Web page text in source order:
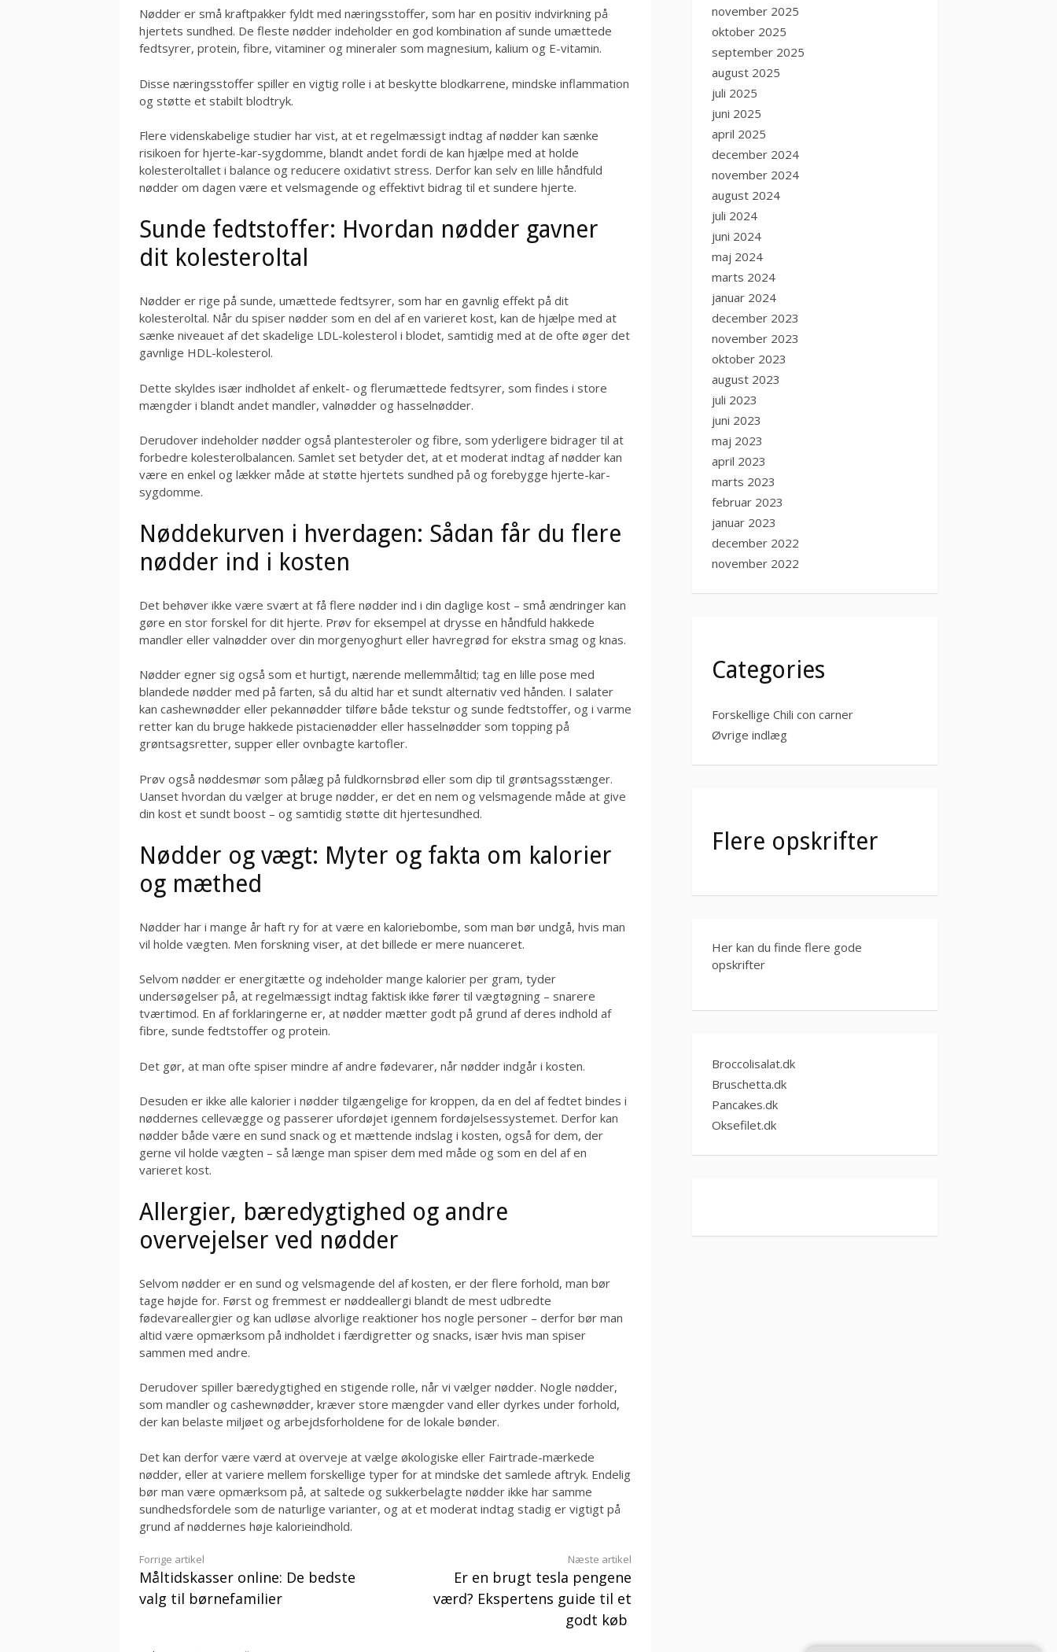
Nødder er små kraftpakker fyldt med næringsstoffer, som har en positiv indvirkning på
hjertets sundhed. De fleste nødder indeholder en god kombination af sunde umættede
fedtsyrer, protein, fibre, vitaminer og mineraler som magnesium, kalium og E-vitamin.
Disse næringsstoffer spiller en vigtig rolle i at beskytte blodkarrene, mindske inflammation
og støtte et stabilt blodtryk.
Flere videnskabelige studier har vist, at et regelmæssigt indtag af nødder kan sænke
risikoen for hjerte-kar-sygdomme, blandt andet fordi de kan hjælpe med at holde
kolesteroltallet i balance og reducere oxidativt stress. Derfor kan selv en lille håndfuld
nødder om dagen være et velsmagende og effektivt bidrag til et sundere hjerte.
Sunde fedtstoffer: Hvordan nødder gavner
dit kolesteroltal
Nødder er rige på sunde, umættede fedtsyrer, som har en gavnlig effekt på dit
kolesteroltal. Når du spiser nødder som en del af en varieret kost, kan de hjælpe med at
sænke niveauet af det skadelige LDL-kolesterol i blodet, samtidig med at de ofte øger det
gavnlige HDL-kolesterol.
Dette skyldes især indholdet af enkelt- og flerumættede fedtsyrer, som findes i store
mængder i blandt andet mandler, valnødder og hasselnødder.
Derudover indeholder nødder også plantesteroler og fibre, som yderligere bidrager til at
forbedre kolesterolbalancen. Samlet set betyder det, at et moderat indtag af nødder kan
være en enkel og lækker måde at støtte hjertets sundhed på og forebygge hjerte-kar-
sygdomme.
Nøddekurven i hverdagen: Sådan får du flere
nødder ind i kosten
Det behøver ikke være svært at få flere nødder ind i din daglige kost – små ændringer kan
gøre en stor forskel for dit hjerte. Prøv for eksempel at drysse en håndfuld hakkede
mandler eller valnødder over din morgenyoghurt eller havregrød for ekstra smag og knas.
Nødder egner sig også som et hurtigt, nærende mellemmåltid; tag en lille pose med
blandede nødder med på farten, så du altid har et sundt alternativ ved hånden. I salater
kan cashewnødder eller pekannødder tilføre både tekstur og sunde fedtstoffer, og i varme
retter kan du bruge hakkede pistacienødder eller hasselnødder som topping på
grøntsagsretter, supper eller ovnbagte kartofler.
Prøv også nøddesmør som pålæg på fuldkornsbrød eller som dip til grøntsagsstænger.
Uanset hvordan du vælger at bruge nødder, er det en nem og velsmagende måde at give
din kost et sundt boost – og samtidig støtte dit hjertesundhed.
Nødder og vægt: Myter og fakta om kalorier
og mæthed
Nødder har i mange år haft ry for at være en kaloriebombe, som man bør undgå, hvis man
vil holde vægten. Men forskning viser, at det billede er mere nuanceret.
Selvom nødder er energitætte og indeholder mange kalorier per gram, tyder
undersøgelser på, at regelmæssigt indtag faktisk ikke fører til vægtøgning – snarere
tværtimod. En af forklaringerne er, at nødder mætter godt på grund af deres indhold af
fibre, sunde fedtstoffer og protein.
Det gør, at man ofte spiser mindre af andre fødevarer, når nødder indgår i kosten.
Desuden er ikke alle kalorier i nødder tilgængelige for kroppen, da en del af fedtet bindes i
nøddernes cellevægge og passerer ufordøjet igennem fordøjelsessystemet. Derfor kan
nødder både være en sund snack og et mættende indslag i kosten, også for dem, der
gerne vil holde vægten – så længe man spiser dem med måde og som en del af en
varieret kost.
Allergier, bæredygtighed og andre
overvejelser ved nødder
Selvom nødder er en sund og velsmagende del af kosten, er der flere forhold, man bør
tage højde for. Først og fremmest er nøddeallergi blandt de mest udbredte
fødevareallergier og kan udløse alvorlige reaktioner hos nogle personer – derfor bør man
altid være opmærksom på indholdet i færdigretter og snacks, især hvis man spiser
sammen med andre.
Derudover spiller bæredygtighed en stigende rolle, når vi vælger nødder. Nogle nødder,
som mandler og cashewnødder, kræver store mængder vand eller dyrkes under forhold,
der kan belaste miljøet og arbejdsforholdene for de lokale bønder.
Det kan derfor være værd at overveje at vælge økologiske eller Fairtrade-mærkede
nødder, eller at variere mellem forskellige typer for at mindske det samlede aftryk. Endelig
bør man være opmærksom på, at saltede og sukkerbelagte nødder ikke har samme
sundhedsfordele som de naturlige varianter, og at et moderat indtag stadig er vigtigt på
grund af nøddernes høje kalorieindhold.
Læs
videre
Forrige artikel
Måltidskasser online: De bedste
valg til børnefamilier
Næste artikel
Er en brugt tesla pengene
værd? Ekspertens guide til et
godt køb
november 2025
oktober 2025
september 2025
august 2025
juli 2025
juni 2025
april 2025
december 2024
november 2024
august 2024
juli 2024
juni 2024
maj 2024
marts 2024
januar 2024
december 2023
november 2023
oktober 2023
august 2023
juli 2023
juni 2023
maj 2023
april 2023
marts 2023
februar 2023
januar 2023
december 2022
november 2022
Categories
Forskellige Chili con carner
Øvrige indlæg
Flere opskrifter
Her kan du finde flere gode
opskrifter
Broccolisalat.dk
Bruschetta.dk
Pancakes.dk
Oksefilet.dk